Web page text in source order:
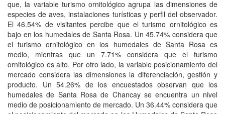
que, la variable turismo ornitológico agrupa las dimensiones de
especies de aves, instalaciones turísticas y perfil del observador.
El 46.54% de visitantes percibe que el turismo ornitológico es
bajo en los humedales de Santa Rosa. Un 45.74% considera que
el turismo ornitológico en los humedales de Santa Rosa es
medio, mientras que un 7.71% considera que el turismo
ornitológico es alto. Por otro lado, la variable posicionamiento del
mercado considera las dimensiones la diferenciación, gestión y
producto. Un 54.26% de los encuestados observan que los
humedales de Santa Rosa de Chancay se encuentra un nivel
medio de posicionamiento de mercado. Un 36.44% considera que